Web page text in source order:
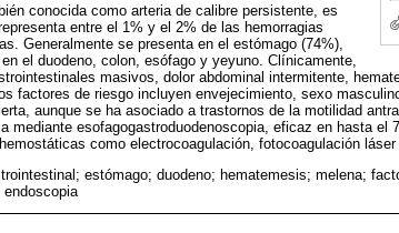
conocida como arteria de calibre persistente, es
entre el 1% y el 2% de las hemorragias
Generalmente se presenta en el estómago (74%),
el duodeno, colon, esófago y yeyuno. Clínicamente,
masivos, dolor abdominal intermitente,
factores de riesgo incluyen envejecimiento, sexo
aunque se ha asociado a trastornos de la motilidad
mediante esofagogastroduodenoscopia, eficaz en hasta el
como electrocoagulación, fotocoagulación láser
estómago; duodeno; hematemesis; melena;